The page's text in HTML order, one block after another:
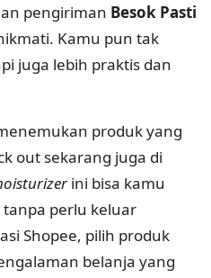
pengiriman Besok Pasti
Kamu pun tak
juga lebih praktis dan
produk yang
out sekarang juga di
ini bisa kamu
perlu keluar
Shopee, pilih produk
belanja yang